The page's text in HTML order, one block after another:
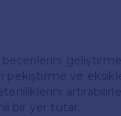
ve
bir yer tutar.